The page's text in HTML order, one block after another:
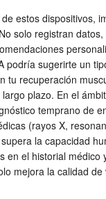
estos dispositivos,
solo registran
podría sugerirte un
tu recuperación
plazo. En el
temprano de
(rayos X,
la capacidad
en el historial médico
mejora la calidad